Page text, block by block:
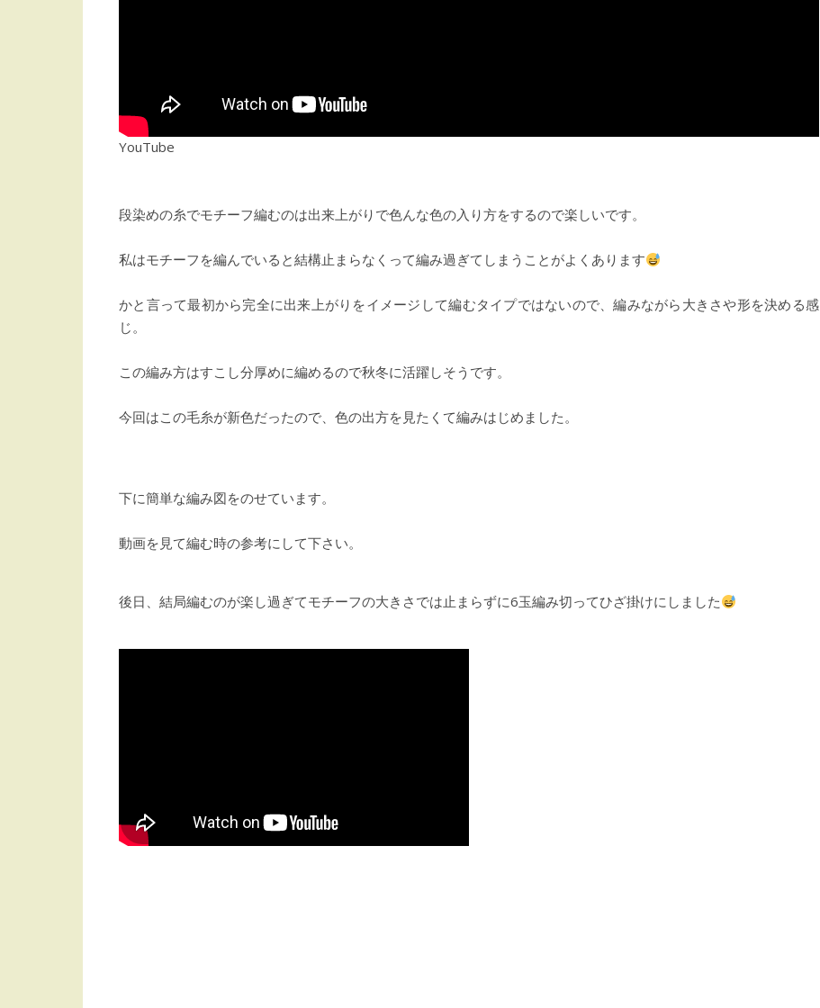
YouTube
段染めの糸でモチーフ編むのは出来上がりで色んな色の入り方をするので楽しいです。
私はモチーフを編んでいると結構止まらなくって編み過ぎてしまうことがよくあります
かと言って最初から完全に出来上がりをイメージして編むタイプではないので、編みながら大きさや形を決める感
じ。
この編み方はすこし分厚めに編めるので秋冬に活躍しそうです。
今回はこの毛糸が新色だったので、色の出方を見たくて編みはじめました。
下に簡単な編み図をのせています。
動画を見て編む時の参考にして下さい。
後日、結局編むのが楽し過ぎてモチーフの大きさでは止まらずに6玉編み切ってひざ掛けにしました